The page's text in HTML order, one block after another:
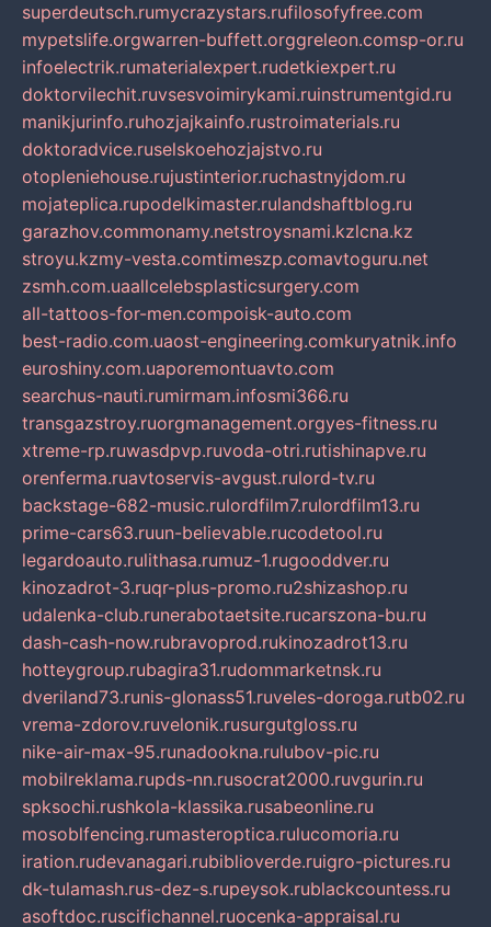
superdeutsch.rumycrazystars.rufilosofyfree.com
mypetslife.orgwarren-buffett.orggreleon.comsp-or.ru
infoelectrik.rumaterialexpert.rudetkiexpert.ru
doktorvilechit.ruvsesvoimirykami.ruinstrumentgid.ru
manikjurinfo.ruhozjajkainfo.rustroimaterials.ru
doktoradvice.ruselskoehozjajstvo.ru
otopleniehouse.rujustinterior.ruchastnyjdom.ru
mojateplica.rupodelkimaster.rulandshaftblog.ru
garazhov.commonamy.netstroysnami.kzlcna.kz
stroyu.kzmy-vesta.comtimeszp.comavtoguru.net
zsmh.com.uaallcelebsplasticsurgery.com
all-tattoos-for-men.compoisk-auto.com
best-radio.com.uaost-engineering.comkuryatnik.info
euroshiny.com.uaporemontuavto.com
searchus-nauti.rumirmam.infosmi366.ru
transgazstroy.ruorgmanagement.orgyes-fitness.ru
xtreme-rp.ruwasdpvp.ruvoda-otri.rutishinapve.ru
orenferma.ruavtoservis-avgust.rulord-tv.ru
backstage-682-music.rulordfilm7.rulordfilm13.ru
prime-cars63.ruun-believable.rucodetool.ru
legardoauto.rulithasa.rumuz-1.rugooddver.ru
kinozadrot-3.ruqr-plus-promo.ru2shizashop.ru
udalenka-club.runerabotaetsite.rucarszona-bu.ru
dash-cash-now.rubravoprod.rukinozadrot13.ru
hotteygroup.rubagira31.rudommarketnsk.ru
dveriland73.runis-glonass51.ruveles-doroga.rutb02.ru
vrema-zdorov.ruvelonik.rusurgutgloss.ru
nike-air-max-95.runadookna.rulubov-pic.ru
mobilreklama.rupds-nn.rusocrat2000.ruvgurin.ru
spksochi.rushkola-klassika.rusabeonline.ru
mosoblfencing.rumasteroptica.rulucomoria.ru
iration.rudevanagari.rubiblioverde.ruigro-pictures.ru
dk-tulamash.rus-dez-s.rupeysok.rublackcountess.ru
asoftdoc.ruscifichannel.ruocenka-appraisal.ru